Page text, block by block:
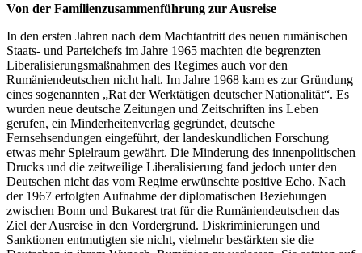
Von der Familienzusammenführung zur Ausreise
In den ersten Jahren nach dem Machtantritt des neuen rumänischen
Staats- und Parteichefs im Jahre 1965 machten die begrenzten
Liberalisierungsmaßnahmen des Regimes auch vor den
Rumäniendeutschen nicht halt. Im Jahre 1968 kam es zur Gründung
eines sogenannten „Rat der Werktätigen deutscher Nationalität“. Es
wurden neue deutsche Zeitungen und Zeitschriften ins Leben
gerufen, ein Minderheitenverlag gegründet, deutsche
Fernsehsendungen eingeführt, der landeskundlichen Forschung
etwas mehr Spielraum gewährt. Die Minderung des innenpolitischen
Drucks und die zeitweilige Liberalisierung fand jedoch unter den
Deutschen nicht das vom Regime erwünschte positive Echo. Nach
der 1967 erfolgten Aufnahme der diplomatischen Beziehungen
zwischen Bonn und Bukarest trat für die Rumäniendeutschen das
Ziel der Ausreise in den Vordergrund. Diskriminierungen und
Sanktionen entmutigten sie nicht, vielmehr bestärkten sie die